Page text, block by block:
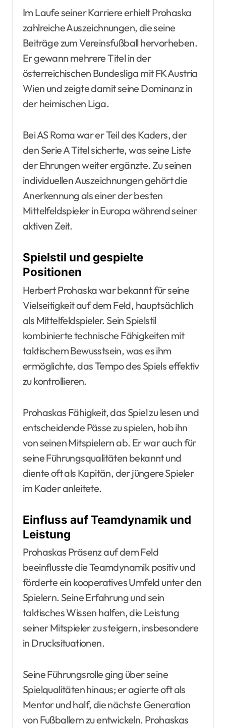
Im Laufe seiner Karriere erhielt Prohaska
zahlreiche Auszeichnungen, die seine
Beiträge zum Vereinsfußball hervorheben.
Er gewann mehrere Titel in der
österreichischen Bundesliga mit FK Austria
Wien und zeigte damit seine Dominanz in
der heimischen Liga.
Bei AS Roma war er Teil des Kaders, der
den Serie A Titel sicherte, was seine Liste
der Ehrungen weiter ergänzte. Zu seinen
individuellen Auszeichnungen gehört die
Anerkennung als einer der besten
Mittelfeldspieler in Europa während seiner
aktiven Zeit.
Spielstil und gespielte
Positionen
Herbert Prohaska war bekannt für seine
Vielseitigkeit auf dem Feld, hauptsächlich
als Mittelfeldspieler. Sein Spielstil
kombinierte technische Fähigkeiten mit
taktischem Bewusstsein, was es ihm
ermöglichte, das Tempo des Spiels effektiv
zu kontrollieren.
Prohaskas Fähigkeit, das Spiel zu lesen und
entscheidende Pässe zu spielen, hob ihn
von seinen Mitspielern ab. Er war auch für
seine Führungsqualitäten bekannt und
diente oft als Kapitän, der jüngere Spieler
im Kader anleitete.
Einfluss auf Teamdynamik und
Leistung
Prohaskas Präsenz auf dem Feld
beeinflusste die Teamdynamik positiv und
förderte ein kooperatives Umfeld unter den
Spielern. Seine Erfahrung und sein
taktisches Wissen halfen, die Leistung
seiner Mitspieler zu steigern, insbesondere
in Drucksituationen.
Seine Führungsrolle ging über seine
Spielqualitäten hinaus; er agierte oft als
Mentor und half, die nächste Generation
von Fußballern zu entwickeln. Prohaskas